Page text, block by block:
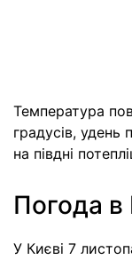
Температура
градусів, удень
на півдні
Погода в
У Києві 7